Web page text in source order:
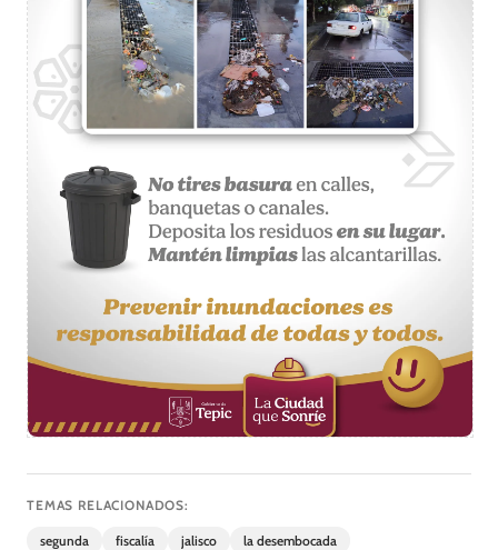
TEMAS RELACIONADOS:
segunda fiscalía jalisco la desembocada